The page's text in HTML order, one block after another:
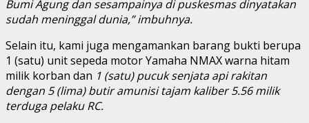
Bumi Agung dan sesampainya di puskesmas dinyatakan
sudah meninggal dunia,” imbuhnya.
Selain itu, kami juga mengamankan barang bukti berupa
1 (satu) unit sepeda motor Yamaha NMAX warna hitam
milik korban dan 1 (satu) pucuk senjata api rakitan
dengan 5 (lima) butir amunisi tajam kaliber 5.56 milik
terduga pelaku RC.